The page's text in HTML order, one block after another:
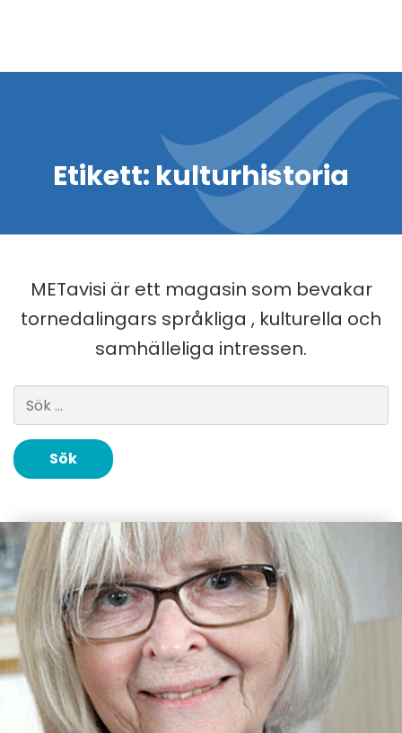
Etikett: kulturhistoria
METavisi är ett magasin som bevakar
tornedalingars språkliga , kulturella och
samhälleliga intressen.
Sök efter: